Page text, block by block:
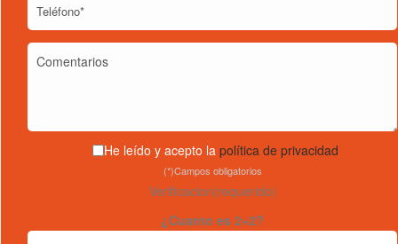
He leído y acepto la política de privacidad
(*)Campos obligatorios
Verificacion(requerido)
¿Cuanto es 2+2?